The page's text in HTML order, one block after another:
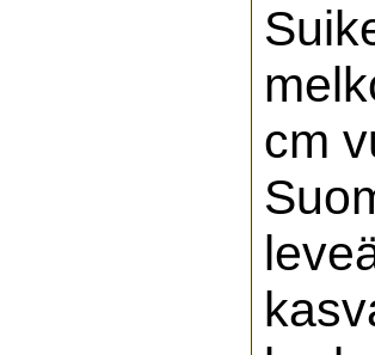
cm